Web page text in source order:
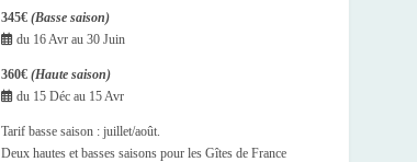
345€ (Basse saison)
du 16 Avr au 30 Juin
360€ (Haute saison)
du 15 Déc au 15 Avr
Tarif basse saison : juillet/août.
Deux hautes et basses saisons pour les Gîtes de France